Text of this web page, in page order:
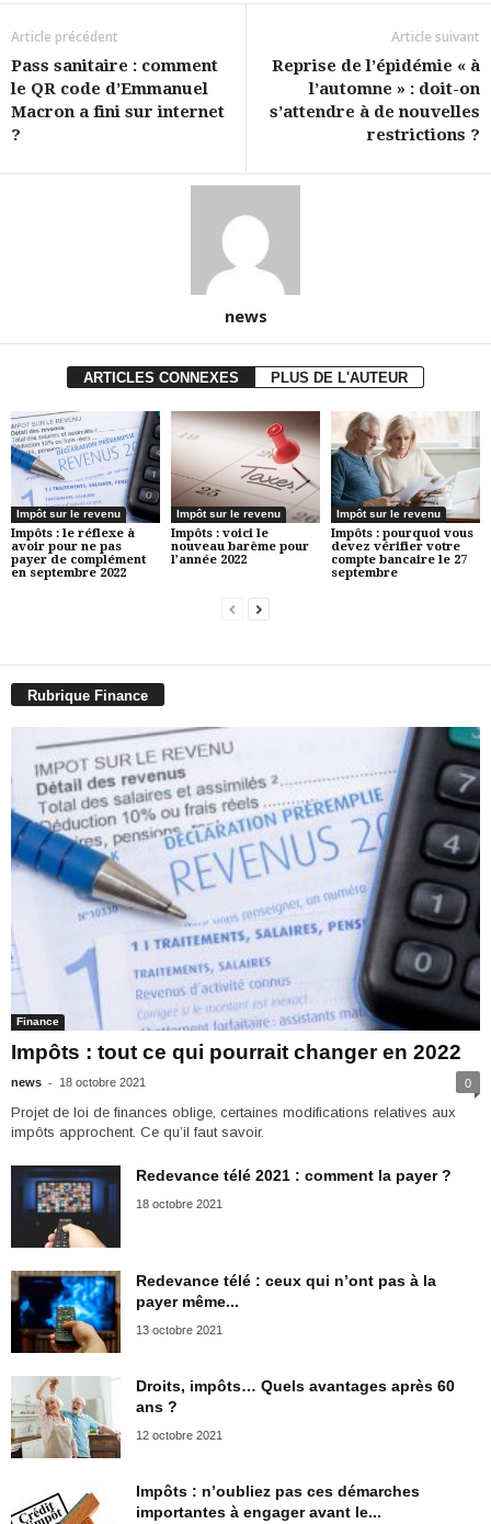
Article précédent
Pass sanitaire : comment
le QR code d’Emmanuel
Macron a fini sur internet
?
Article suivant
Reprise de l’épidémie « à
l’automne » : doit-on
s’attendre à de nouvelles
restrictions ?
news
ARTICLES CONNEXES PLUS DE L'AUTEUR
Impôt sur le revenu
Impôts : le réflexe à
avoir pour ne pas
payer de complément
en septembre 2022
Impôt sur le revenu
Impôts : voici le
nouveau barème pour
l’année 2022
Impôt sur le revenu
Impôts : pourquoi vous
devez vérifier votre
compte bancaire le 27
septembre
Rubrique Finance
Finance
Impôts : tout ce qui pourrait changer en 2022
news - 18 octobre 2021 0
Projet de loi de finances oblige, certaines modifications relatives aux
impôts approchent. Ce qu’il faut savoir.
Redevance télé 2021 : comment la payer ?
18 octobre 2021
Redevance télé : ceux qui n’ont pas à la
payer même...
13 octobre 2021
Droits, impôts… Quels avantages après 60
ans ?
12 octobre 2021
Impôts : n’oubliez pas ces démarches
importantes à engager avant le...